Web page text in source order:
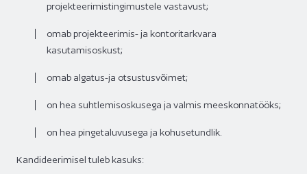
projekteerimistingimustele vastavust;
omab projekteerimis- ja kontoritarkvara
kasutamisoskust;
omab algatus-ja otsustusvõimet;
on hea suhtlemisoskusega ja valmis meeskonnatööks;
on hea pingetaluvusega ja kohusetundlik.
Kandideerimisel tuleb kasuks: